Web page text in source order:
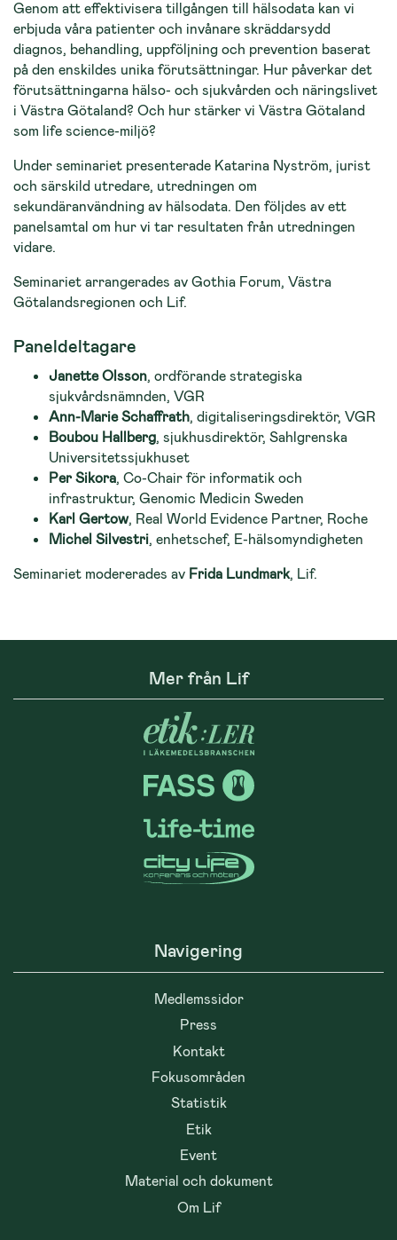
Genom att effektivisera tillgången till hälsodata kan vi
erbjuda våra patienter och invånare skräddarsydd
diagnos, behandling, uppföljning och prevention baserat
på den enskildes unika förutsättningar. Hur påverkar det
förutsättningarna hälso- och sjukvården och näringslivet
i Västra Götaland? Och hur stärker vi Västra Götaland
som life science-miljö?
Under seminariet presenterade Katarina Nyström, jurist
och särskild utredare, utredningen om
sekundäranvändning av hälsodata. Den följdes av ett
panelsamtal om hur vi tar resultaten från utredningen
vidare.
Seminariet arrangerades av Gothia Forum, Västra
Götalandsregionen och Lif.
Paneldeltagare
Janette Olsson, ordförande strategiska
sjukvårdsnämnden, VGR
Ann-Marie Schaffrath, digitaliseringsdirektör, VGR
Boubou Hallberg, sjukhusdirektör, Sahlgrenska
Universitetssjukhuset
Per Sikora, Co-Chair för informatik och
infrastruktur, Genomic Medicin Sweden
Karl Gertow, Real World Evidence Partner, Roche
Michel Silvestri, enhetschef, E-hälsomyndigheten
Seminariet modererades av Frida Lundmark, Lif.
Mer från Lif
Navigering
Medlemssidor
Press
Kontakt
Fokusområden
Statistik
Etik
Event
Material och dokument
Om Lif